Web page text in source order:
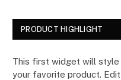
PRODUCT HIGHLIGHT
This first widget will
your favorite product.